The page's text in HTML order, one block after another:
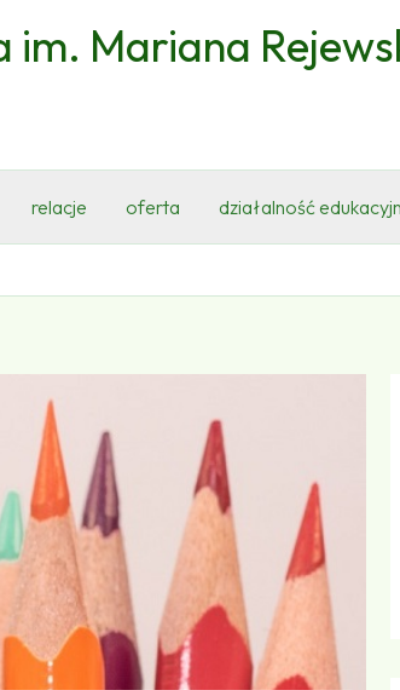
im. Mariana
relacje oferta działalność